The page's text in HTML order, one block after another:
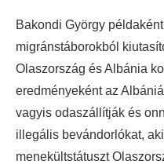
Bakondi György
migránstáborokból
Olaszország és Albánia
eredményeként az
vagyis odaszállítják és
illegális bevándorlókat,
menekültstátuszt